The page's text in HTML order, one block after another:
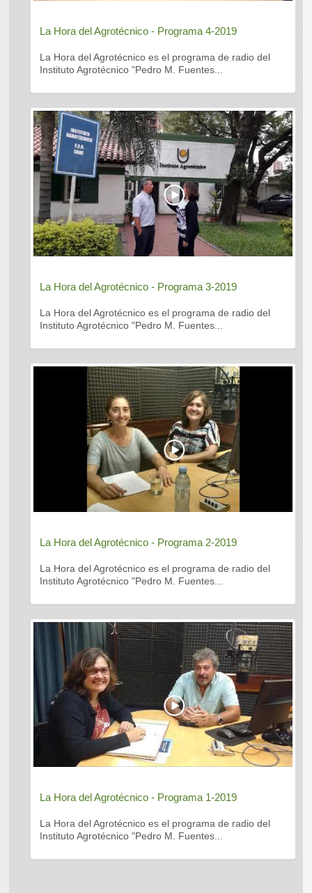
La Hora del Agrotécnico - Programa 4-2019
La Hora del Agrotécnico es el programa de radio del
Instituto Agrotécnico "Pedro M. Fuentes...
La Hora del Agrotécnico - Programa 3-2019
La Hora del Agrotécnico es el programa de radio del
Instituto Agrotécnico "Pedro M. Fuentes...
La Hora del Agrotécnico - Programa 2-2019
La Hora del Agrotécnico es el programa de radio del
Instituto Agrotécnico "Pedro M. Fuentes...
La Hora del Agrotécnico - Programa 1-2019
La Hora del Agrotécnico es el programa de radio del
Instituto Agrotécnico "Pedro M. Fuentes...